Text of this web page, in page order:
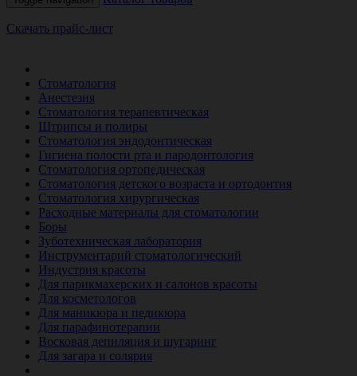
Скачать прайс-лист
Стоматология
Анестезия
Стоматология терапевтическая
Штрипсы и полиры
Стоматология эндодонтическая
Гигиена полости рта и пародонтология
Стоматология ортопедическая
Стоматология детского возраста и ортодонтия
Стоматология хирургическая
Расходные материалы для стоматологии
Боры
Зуботехническая лаборатория
Инструментарий стоматологический
Индустрия красоты
Для парикмахерских и салонов красоты
Для косметологов
Для маникюра и педикюра
Для парафинотерапии
Восковая депиляция и шугаринг
Для загара и солярия